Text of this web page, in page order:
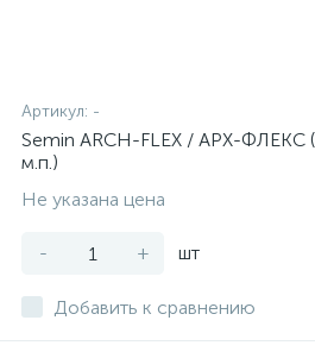
Артикул: -
Semin ARCH-FLEX / АРХ-ФЛЕКС
м.п.)
Не указана цена
- + шт
Добавить к сравнению